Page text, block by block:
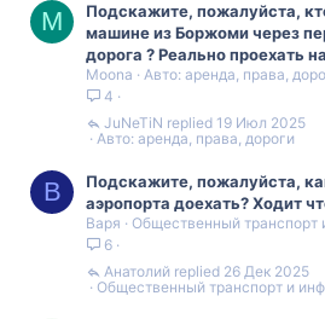
M
Подскажите, пожалуйста,
машине из Боржоми через
дорога ? Реально проехать
Moona
Авто: аренда, права,
4
Авто: аренда, права, дороги
19 Июл 2025
JuNeTiN
В
Подскажите, пожалуйста,
аэропорта доехать? Ходит
Варя
Общественный транспорт
6
Общественный транспорт и
26 Дек 2025
Анатолий